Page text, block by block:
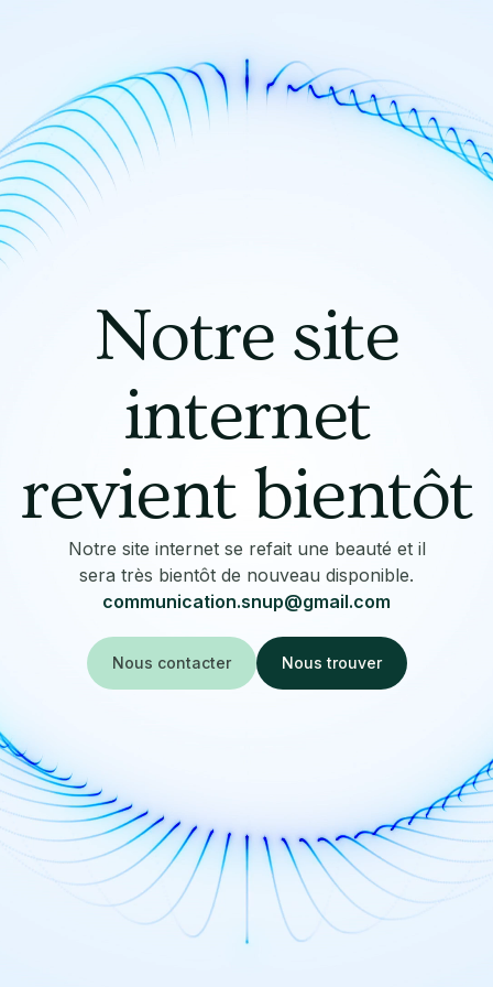
Notre site
internet
revient bientôt
Notre site internet se refait une beauté et il
sera très bientôt de nouveau disponible.
communication.snup@gmail.com
Nous contacter Nous trouver